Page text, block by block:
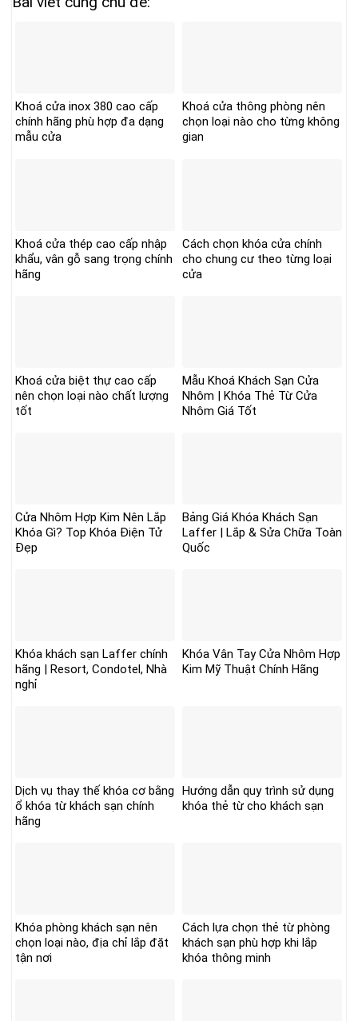
Khoá cửa inox 380 cao cấp
chính hãng phù hợp đa dạng
mẫu cửa
Khoá cửa thông phòng nên
chọn loại nào cho từng không
gian
Khoá cửa thép cao cấp nhập
khẩu, vân gỗ sang trọng chính
hãng
Cách chọn khóa cửa chính
cho chung cư theo từng loại
cửa
Khoá cửa biệt thự cao cấp
nên chọn loại nào chất lượng
tốt
Mẫu Khoá Khách Sạn Cửa
Nhôm | Khóa Thẻ Từ Cửa
Nhôm Giá Tốt
Cửa Nhôm Hợp Kim Nên Lắp
Khóa Gì? Top Khóa Điện Tử
Đẹp
Bảng Giá Khóa Khách Sạn
Laffer | Lắp & Sửa Chữa Toàn
Quốc
Khóa khách sạn Laffer chính
hãng | Resort, Condotel, Nhà
nghỉ
Khóa Vân Tay Cửa Nhôm Hợp
Kim Mỹ Thuật Chính Hãng
Dịch vụ thay thế khóa cơ bằng
ổ khóa từ khách sạn chính
hãng
Hướng dẫn quy trình sử dụng
khóa thẻ từ cho khách sạn
Khóa phòng khách sạn nên
chọn loại nào, địa chỉ lắp đặt
tận nơi
Cách lựa chọn thẻ từ phòng
khách sạn phù hợp khi lắp
khóa thông minh